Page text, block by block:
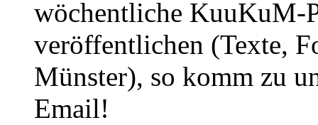
wöchentliche KuuKuM-
veröffentlichen (Texte,
Münster), so komm zu
Email!